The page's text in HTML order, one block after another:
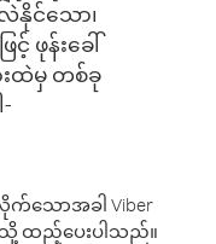
နိုင်သော၊
ဖုန်းခေါ်
ထဲမှ တစ်ခု
ောအခါ Viber
ထည့်ပေးပါသည်။